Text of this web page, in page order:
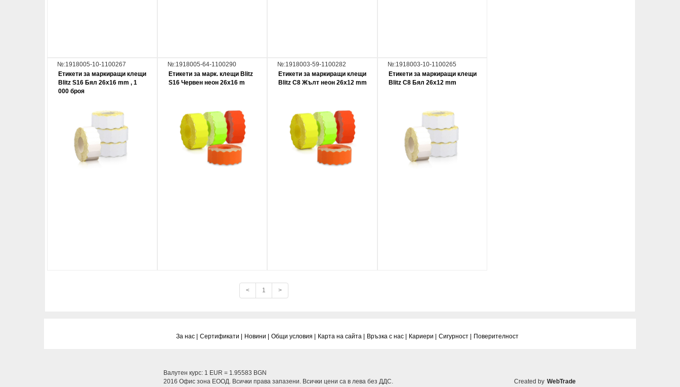
№:1918005-10-1100267
Етикети за маркиращи клещи
Blitz S16 Бял 26x16 mm , 1
000 броя
№:1918005-64-1100290
Етикети за марк. клещи Blitz
S16 Червен неон 26x16 m
№:1918003-59-1100282
Етикети за маркиращи клещи
Blitz C8 Жълт неон 26x12 mm
№:1918003-10-1100265
Етикети за маркиращи клещи
Blitz C8 Бял 26x12 mm
< 1 >
За нас | Сертификати | Новини | Общи условия | Карта на сайта | Връзка с нас | Кариери | Сигурност | Поверителност
Валутен курс: 1 EUR = 1.95583 BGN
2016 Офис зона ЕООД. Всички права запазени. Всички цени са в лева без ДДС.
Created by WebTrade